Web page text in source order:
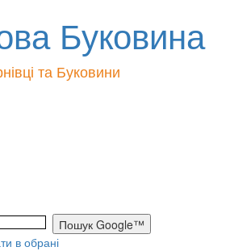
Буковина
та Буковини
в обрані